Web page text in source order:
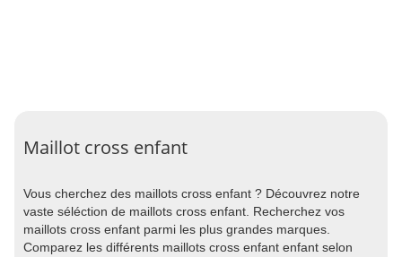
Maillot cross enfant
Vous cherchez des maillots cross enfant ? Découvrez notre
vaste séléction de maillots cross enfant. Recherchez vos
maillots cross enfant parmi les plus grandes marques.
Comparez les différents maillots cross enfant enfant selon